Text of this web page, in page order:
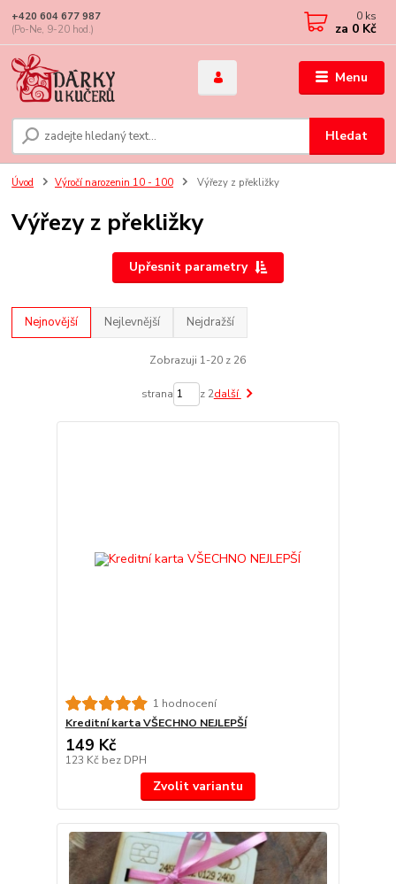
Menu
Hledat
+420 604 677 987
(Po-Ne, 9-20 hod.)
0 ks
za 0 Kč
Úvod Výročí narozenin 10 - 100 Výřezy z překližky
Výřezy z překližky
Upřesnit parametry
Nejnovější Nejlevnější Nejdražší
Zobrazuji 1-20 z 26
strana z 2další
1 hodnocení
Kreditní karta VŠECHNO NEJLEPŠÍ
149 Kč
123 Kč bez DPH
Zvolit variantu